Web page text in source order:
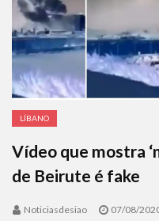
LÍBANO
Vídeo que mostra
de Beirute é fake
Noticiasdesiao 07/08/